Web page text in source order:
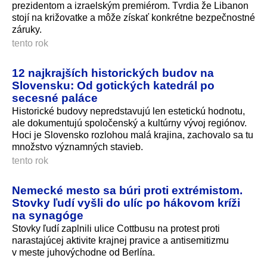
prezidentom a izraelským premiérom. Tvrdia že Libanon
stojí na križovatke a môže získať konkrétne bezpečnostné
záruky.
tento rok
12 najkrajších historických budov na
Slovensku: Od gotických katedrál po
secesné paláce
Historické budovy nepredstavujú len estetickú hodnotu,
ale dokumentujú spoločenský a kultúrny vývoj regiónov.
Hoci je Slovensko rozlohou malá krajina, zachovalo sa tu
množstvo významných stavieb.
tento rok
Nemecké mesto sa búri proti extrémistom.
Stovky ľudí vyšli do ulíc po hákovom kríži
na synagóge
Stovky ľudí zaplnili ulice Cottbusu na protest proti
narastajúcej aktivite krajnej pravice a antisemitizmu
v meste juhovýchodne od Berlína.